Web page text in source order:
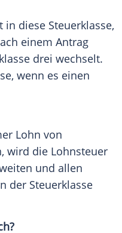
diese Steuerklasse,
einem Antrag
drei wechselt.
wenn es einen
Lohn von
wird die Lohnsteuer
und allen
der Steuerklasse